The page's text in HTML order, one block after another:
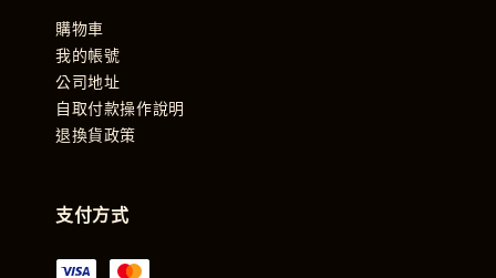
購物車
我的帳號
公司地址
自取付款操作說明
退換貨政策
支付方式